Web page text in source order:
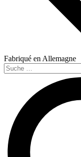
Fabriqué en Allemagne